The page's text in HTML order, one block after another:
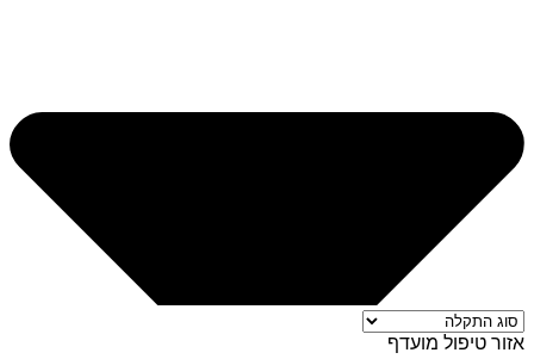
אזור טיפול מועדף